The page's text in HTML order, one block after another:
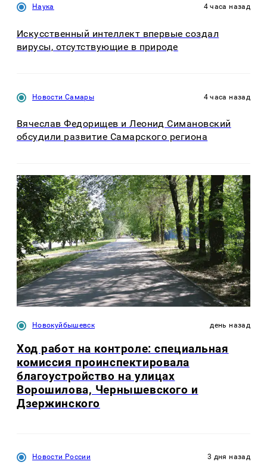
Наука 4 часа назад
Искусственный интеллект впервые создал
вирусы, отсутствующие в природе
Новости Самары 4 часа назад
Вячеслав Федорищев и Леонид Симановский
обсудили развитие Самарского региона
Новокуйбышевск день назад
Ход работ на контроле: специальная
комиссия проинспектировала
благоустройство на улицах
Ворошилова, Чернышевского и
Дзержинского
Новости России 3 дня назад